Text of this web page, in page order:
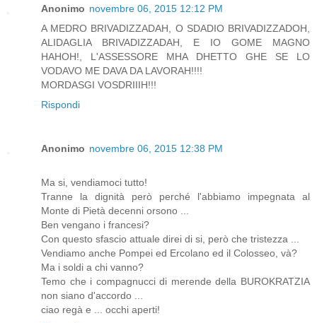
Anonimo novembre 06, 2015 12:12 PM
A MEDRO BRIVADIZZADAH, O SDADIO BRIVADIZZADOH,
ALIDAGLIA BRIVADIZZADAH, E IO GOME MAGNO
HAHOH!, L'ASSESSORE MHA DHETTO GHE SE LO
VODAVO ME DAVA DA LAVORAH!!!!
MORDASGI VOSDRIIIH!!!
Rispondi
Anonimo novembre 06, 2015 12:38 PM
Ma si, vendiamoci tutto!
Tranne la dignità però perché l'abbiamo impegnata al
Monte di Pietà decenni orsono ...
Ben vengano i francesi?
Con questo sfascio attuale direi di si, però che tristezza ...
Vendiamo anche Pompei ed Ercolano ed il Colosseo, và?
Ma i soldi a chi vanno?
Temo che i compagnucci di merende della BUROKRATZIA
non siano d'accordo ...
ciao regà e ... occhi aperti!